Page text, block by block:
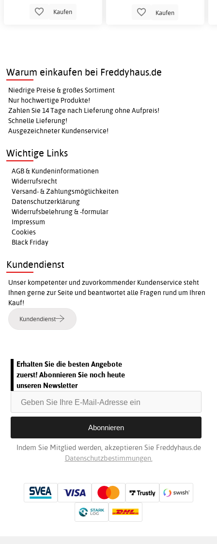
Kaufen Kaufen
Warum einkaufen bei Freddyhaus.de
Niedrige Preise & großes Sortiment
Nur hochwertige Produkte!
Zahlen Sie 14 Tage nach Lieferung ohne Aufpreis!
Schnelle Lieferung!
Ausgezeichneter Kundenservice!
Wichtige Links
AGB & Kundeninformationen
Widerrufsrecht
Versand- & Zahlungsmöglichkeiten
Datenschutzerklärung
Widerrufsbelehrung & -formular
Impressum
Cookies
Black Friday
Kundendienst
Unser kompetenter und zuvorkommender Kundenservice steht
Ihnen gerne zur Seite und beantwortet alle Fragen rund um Ihren
Kauf!
Kundendienst
Erhalten Sie die besten Angebote
zuerst! Abonnieren Sie noch heute
unseren Newsletter
Indem Sie Mitglied werden, akzeptieren Sie Freddyhaus.de
Datenschutzbestimmungen.